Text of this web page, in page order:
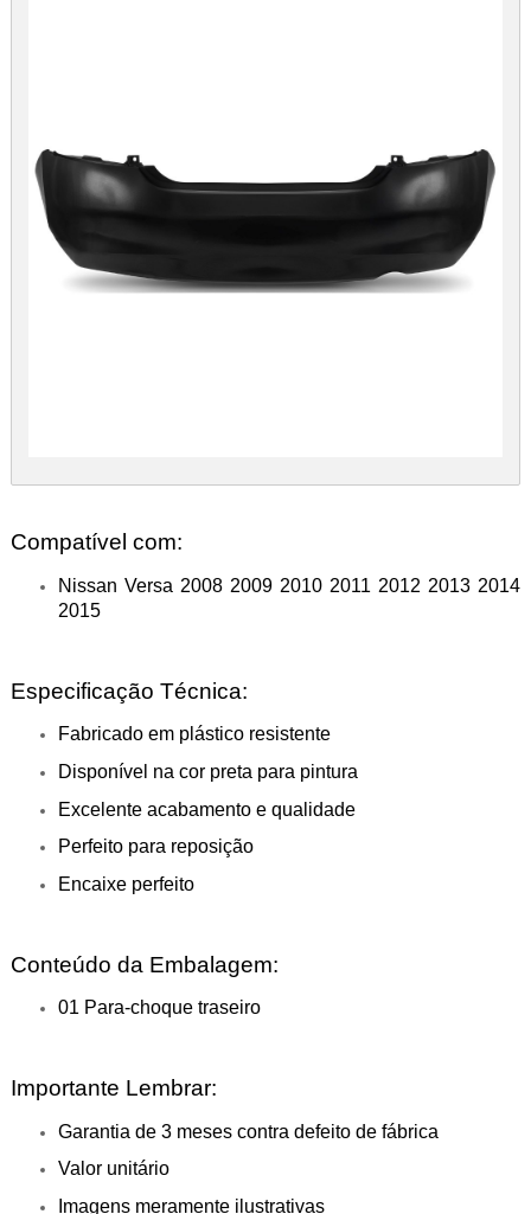
Compatível com:
Nissan Versa 2008 2009 2010 2011 2012 2013 2014
2015
Especificação Técnica:
Fabricado em plástico resistente
Disponível na cor preta para pintura
Excelente acabamento e qualidade
Perfeito para reposição
Encaixe perfeito
Conteúdo da Embalagem:
01 Para-choque traseiro
Importante Lembrar:
Garantia de 3 meses contra defeito de fábrica
Valor unitário
Imagens meramente ilustrativas